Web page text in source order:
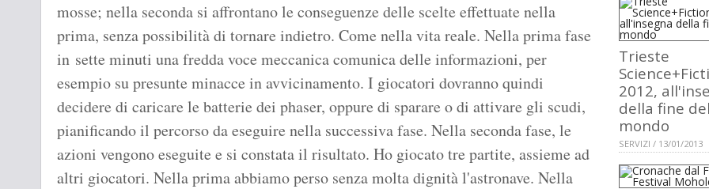
mosse; nella seconda si affrontano le conseguenze delle scelte effettuate nella
prima, senza possibilità di tornare indietro. Come nella vita reale. Nella prima fase
in sette minuti una fredda voce meccanica comunica delle informazioni, per
esempio su presunte minacce in avvicinamento. I giocatori dovranno quindi
decidere di caricare le batterie dei phaser, oppure di sparare o di attivare gli scudi,
pianificando il percorso da eseguire nella successiva fase. Nella seconda fase, le
azioni vengono eseguite e si constata il risultato. Ho giocato tre partite, assieme ad
altri giocatori. Nella prima abbiamo perso senza molta dignità l'astronave. Nella
Trieste
2012,
della fine
mondo
SERVIZI / 13/01/2013